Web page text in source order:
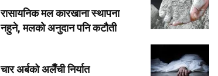
रासायनिक मल कारखाना स्थापना
नहुने, मलको अनुदान पनि कटौती
चार अर्बको अलैँची निर्यात